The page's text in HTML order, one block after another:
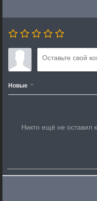
Новые
Никто ещё не оставил